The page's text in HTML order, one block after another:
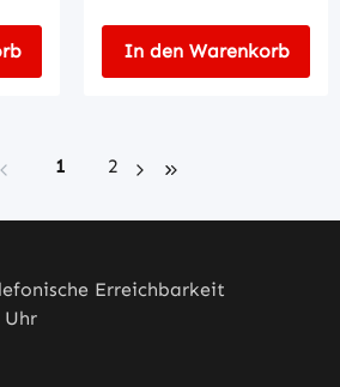
In den Warenkorb
Seite
1 Seite
2
Erreichbarkeit
Uhr